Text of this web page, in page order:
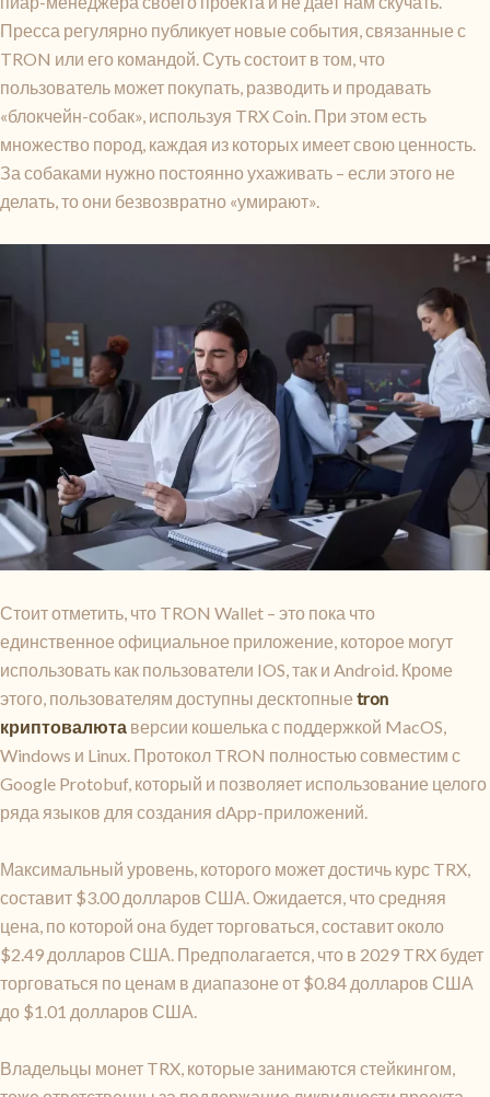
Пресса регулярно публикует новые события, связанные с
TRON или его командой. Суть состоит в том, что
пользователь может покупать, разводить и продавать
«блокчейн-собак», используя TRX Coin. При этом есть
множество пород, каждая из которых имеет свою ценность.
За собаками нужно постоянно ухаживать – если этого не
делать, то они безвозвратно «умирают».
Стоит отметить, что TRON Wallet – это пока что
единственное официальное приложение, которое могут
использовать как пользователи IOS, так и Android. Кроме
этого, пользователям доступны десктопные tron
криптовалюта версии кошелька с поддержкой MacOS,
Windows и Linux. Протокол TRON полностью совместим с
Google Protobuf, который и позволяет использование целого
ряда языков для создания dApp-приложений.
Максимальный уровень, которого может достичь курс TRX,
составит $3.00 долларов США. Ожидается, что средняя
цена, по которой она будет торговаться, составит около
$2.49 долларов США. Предполагается, что в 2029 TRX будет
торговаться по ценам в диапазоне от $0.84 долларов США
до $1.01 долларов США.
Владельцы монет TRX, которые занимаются стейкингом,